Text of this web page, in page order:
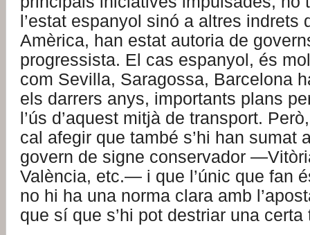
l’estat espanyol sinó a altres indrets
Amèrica, han estat autoria de
progressista. El cas espanyol, és
com Sevilla, Saragossa, Barcelona
els darrers anys, importants plans
l’ús d’aquest mitjà de transport.
cal afegir que també s’hi han sumat
govern de signe conservador
València, etc.— i que l’únic que fan
no hi ha una norma clara amb
que sí que s’hi pot destriar una certa